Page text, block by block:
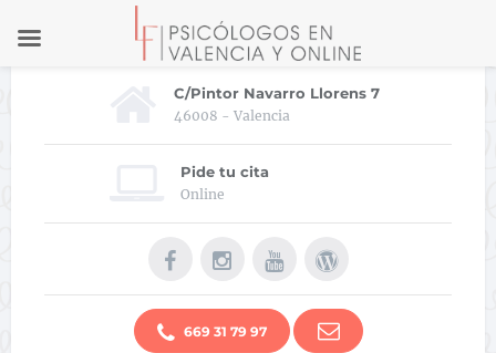
C/Pintor Navarro Llorens 7
46008 - Valencia
Pide tu cita
Online
669 31 79 97